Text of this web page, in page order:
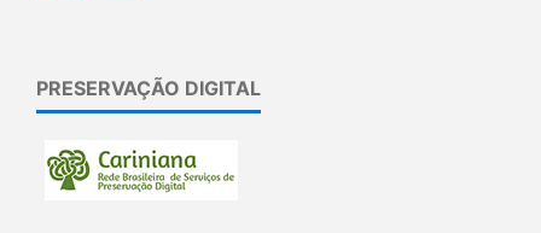
PRESERVAÇÃO DIGITAL